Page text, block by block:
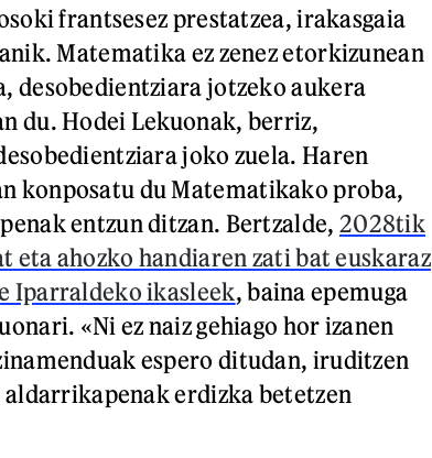
frantsesez prestatzea, irakasgaia
Matematika ez zenez etorkizunean
desobedientziara jotzeko aukera
du. Hodei Lekuonak, berriz,
joko zuela. Haren
konposatu du Matematikako proba,
entzun ditzan. Bertzalde, 2028tik
eta ahozko handiaren zati bat euskaraz
Iparraldeko ikasleek, baina epemuga
«Ni ez naiz gehiago hor izanen
espero ditudan, iruditzen
erdizka betetzen